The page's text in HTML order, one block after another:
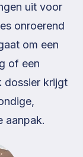
uit voor
onroerend
om een
of een
krijgt
aanpak.